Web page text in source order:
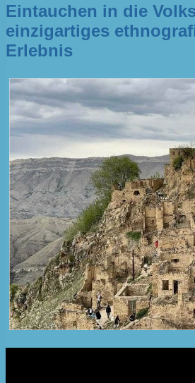
Eintauchen in die
einzigartiges
Erlebnis